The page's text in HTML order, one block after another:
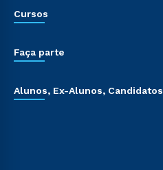
Cursos
Faça parte
Alunos, Ex-Alunos, Candidatos